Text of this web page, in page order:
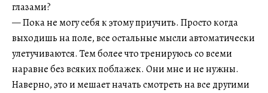
глазами?
— Пока не могу себя к этому приучить. Просто когда
выходишь на поле, все остальные мысли автоматически
улетучиваются. Тем более что тренируюсь со всеми
наравне без всяких поблажек. Они мне и не нужны.
Наверно, это и мешает начать смотреть на все другими